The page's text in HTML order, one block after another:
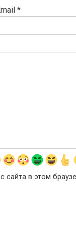
*
сайта в этом